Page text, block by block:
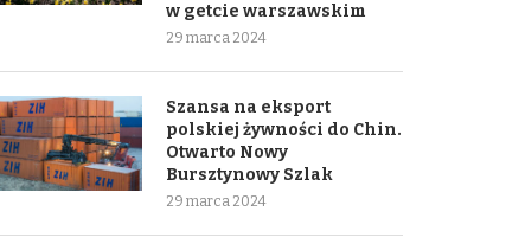
w getcie warszawskim
29 marca 2024
Szansa na eksport
polskiej żywności do Chin.
Otwarto Nowy
Bursztynowy Szlak
29 marca 2024